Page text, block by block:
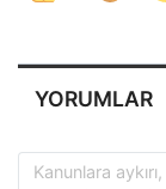
YORUMLAR